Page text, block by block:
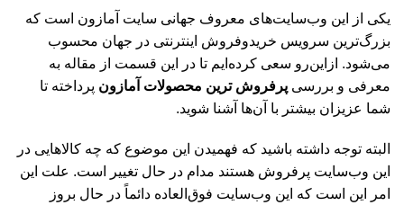
یکی از این وب‌سایت‌های معروف جهانی سایت آمازون است که
بزرگ‌ترین سرویس خریدوفروش اینترنتی در جهان محسوب
می‌شود. ازاین‌رو سعی کرده‌ایم تا در این قسمت از مقاله به
معرفی و بررسی پرفروش‌ ترین محصولات آمازون پرداخته تا
شما عزیزان بیشتر با آن‌ها آشنا شوید.
البته توجه داشته باشید که فهمیدن این موضوع که چه کالاهایی در
این وب‌سایت پرفروش هستند مدام در حال تغییر است. علت این
امر این است که این وب‌سایت فوق‌العاده دائماً در حال بروز